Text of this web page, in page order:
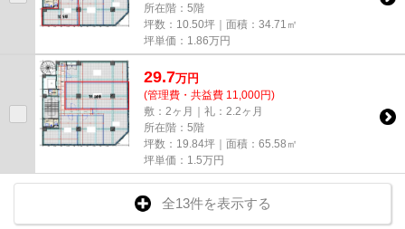
所在階：5階
坪数：10.50坪｜面積：34.71㎡
坪単価： 1.86万円
29.7万円
(管理費・共益費 11,000円)
敷：2ヶ月｜礼：2.2ヶ月
所在階：5階
坪数：19.84坪｜面積：65.58㎡
坪単価： 1.5万円
全13件を表示する